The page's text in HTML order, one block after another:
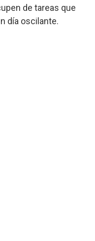
de tareas que
día oscilante.